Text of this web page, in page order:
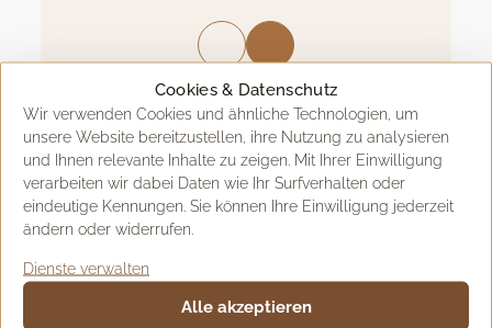
Cookies & Datenschutz
Wir verwenden Cookies und ähnliche Technologien, um
unsere Website bereitzustellen, ihre Nutzung zu analysieren
und Ihnen relevante Inhalte zu zeigen. Mit Ihrer Einwilligung
verarbeiten wir dabei Daten wie Ihr Surfverhalten oder
eindeutige Kennungen. Sie können Ihre Einwilligung jederzeit
ändern oder widerrufen.
Dienste verwalten
Alle akzeptieren
Drei Farben pro Gestell: Schwarz · Weiss ·
Industrial-Style
FÜR WEN DIE SIGNATURE LINE